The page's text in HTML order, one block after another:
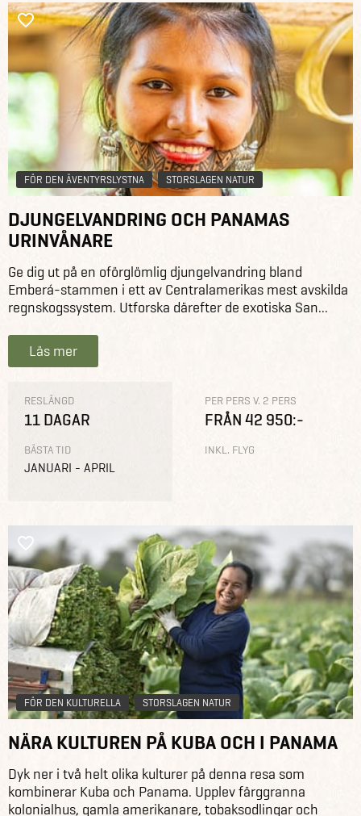
FÖR DEN ÄVENTYRSLYSTNA STORSLAGEN NATUR
DJUNGELVANDRING OCH PANAMAS
URINVÅNARE
Ge dig ut på en oförglömlig djungelvandring bland
Emberá-stammen i ett av Centralamerikas mest avskilda
regnskogssystem. Utforska därefter de exotiska San...
Läs mer
RESLÄNGD
11 DAGAR
BÄSTA TID
JANUARI - APRIL
PER PERS V. 2 PERS
FRÅN 42 950:-
INKL. FLYG
FÖR DEN KULTURELLA STORSLAGEN NATUR
NÄRA KULTUREN PÅ KUBA OCH I PANAMA
Dyk ner i två helt olika kulturer på denna resa som
kombinerar Kuba och Panama. Upplev färggranna
kolonialhus, gamla amerikanare, tobaksodlingar och